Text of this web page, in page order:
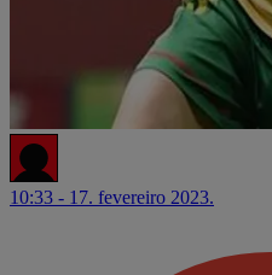
10:33 - 17. fevereiro 2023.